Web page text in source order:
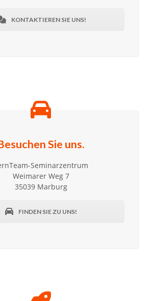
KONTAKTIEREN SIE UNS!
Sie uns.
Seminarzentrum
Weimarer Weg 7
35039 Marburg
FINDEN SIE ZU UNS!